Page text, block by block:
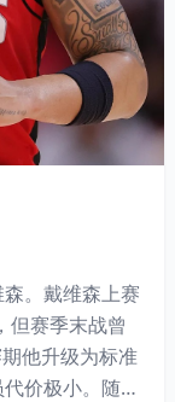
。戴维森上赛
但赛季末战曾
他升级为标准
价极小。随着